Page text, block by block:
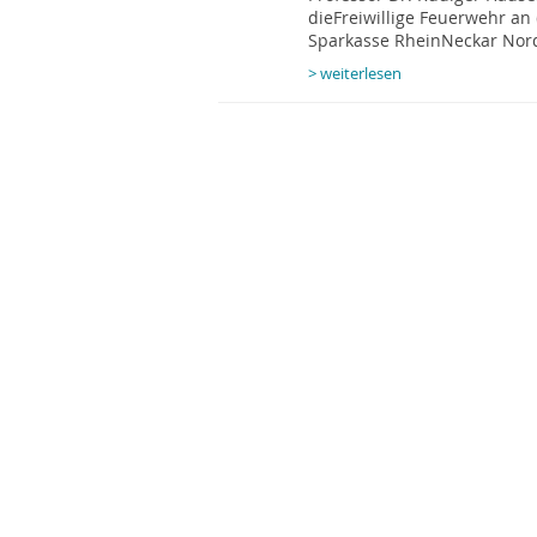
dieFreiwillige Feuerwehr
Sparkasse RheinNeckar
> weiterlesen